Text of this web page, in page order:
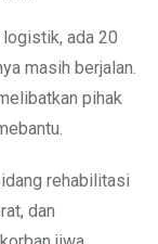
ada 20
masih berjalan.
pihak
rehabilitasi
dan